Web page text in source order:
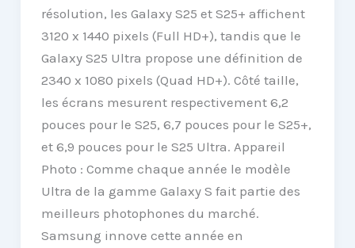
résolution, les Galaxy S25 et S25+ affichent
3120 x 1440 pixels (Full HD+), tandis que le
Galaxy S25 Ultra propose une définition de
2340 x 1080 pixels (Quad HD+). Côté taille,
les écrans mesurent respectivement 6,2
pouces pour le S25, 6,7 pouces pour le S25+,
et 6,9 pouces pour le S25 Ultra. Appareil
Photo : Comme chaque année le modèle
Ultra de la gamme Galaxy S fait partie des
meilleurs photophones du marché.
Samsung innove cette année en